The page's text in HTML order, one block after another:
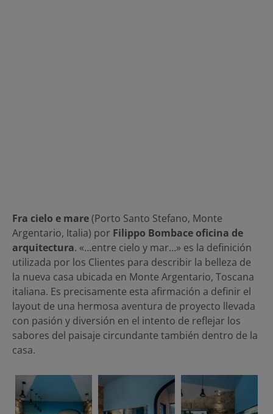
Fra cielo e mare(Porto Santo Stefano, Monte
Argentario, Italia) por Filippo Bombace oficina de
arquitectura. «…entre cielo y mar…» es la definición
utilizada por los Clientes para describir la belleza de
la nueva casa ubicada en Monte Argentario, Toscana
italiana. Es precisamente esta afirmación a definir el
layout de una hermosa aventura de proyecto llevada
con pasión y diversión en el intento de reflejar los
sabores del paisaje circundante también dentro de la
casa.